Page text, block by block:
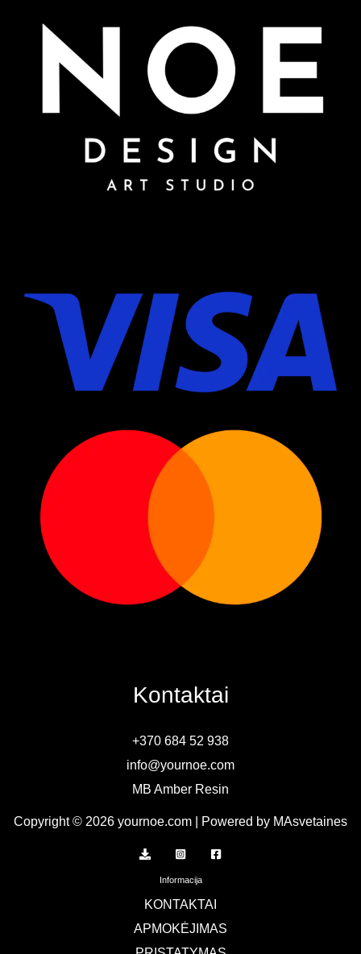
Kontaktai
+370 684 52 938
info@yournoe.com
MB Amber Resin
Copyright © 2026 yournoe.com | Powered by MAsvetaines
Informacija
KONTAKTAI
APMOKĖJIMAS